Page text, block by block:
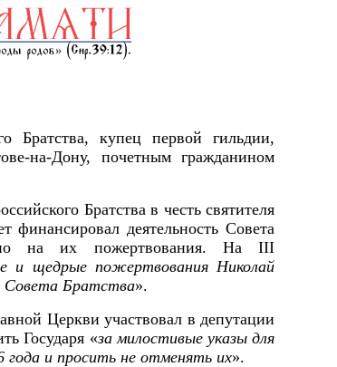
Братства, купец первой гильдии,
на-Дону, почетным гражданином
Братства в честь святителя
деятельность Совета
на их пожертвования. На III
и щедрые пожертвования Николай
Совета Братства».
Церкви участвовал в депутации
Государя «за милостивые указы для
года и просить не отменять их».